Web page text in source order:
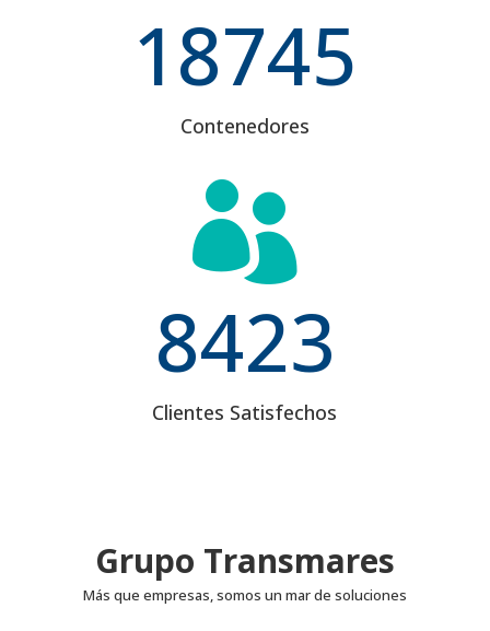
18745
Contenedores

8423
Clientes Satisfechos
Grupo Transmares
Más que empresas, somos un mar de soluciones